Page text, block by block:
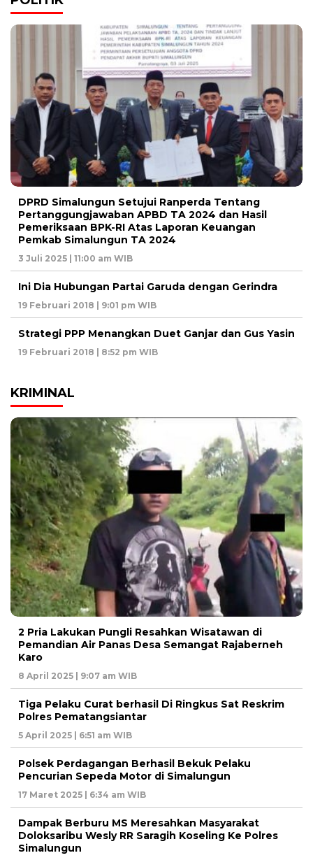
DPRD Simalungun Setujui Ranperda Tentang
Pertanggungjawaban APBD TA 2024 dan Hasil
Pemeriksaan BPK-RI Atas Laporan Keuangan
Pemkab Simalungun TA 2024
3 Juli 2025 | 11:00 am WIB
Ini Dia Hubungan Partai Garuda dengan Gerindra
19 Februari 2018 | 9:01 pm WIB
Strategi PPP Menangkan Duet Ganjar dan Gus Yasin
19 Februari 2018 | 8:52 pm WIB
KRIMINAL
2 Pria Lakukan Pungli Resahkan Wisatawan di
Pemandian Air Panas Desa Semangat Rajaberneh
Karo
8 April 2025 | 9:07 am WIB
Tiga Pelaku Curat berhasil Di Ringkus Sat Reskrim
Polres Pematangsiantar
5 April 2025 | 6:51 am WIB
Polsek Perdagangan Berhasil Bekuk Pelaku
Pencurian Sepeda Motor di Simalungun
17 Maret 2025 | 6:34 am WIB
Dampak Berburu MS Meresahkan Masyarakat
Doloksaribu Wesly RR Saragih Koseling Ke Polres
Simalungun